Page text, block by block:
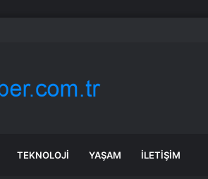
dokunulmazlığı kalkacak mı?
TEKNOLOJI YAŞAM İLETIŞIM